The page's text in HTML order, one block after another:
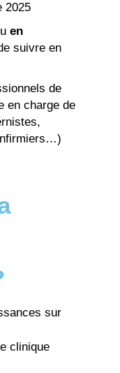
2025
en
suivre en
de
en charge de
sur
clinique